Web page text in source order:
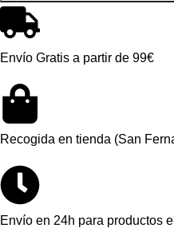
Envío Gratis a partir de 99€
Recogida en tienda (San
Envío en 24h para productos